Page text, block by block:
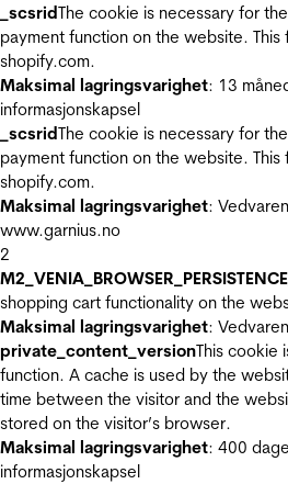
_scsridThe cookie is necessary for
payment function on the website.
shopify.com.
Maksimal lagringsvarighet: 13
informasjonskapsel
_scsridThe cookie is necessary for
payment function on the website.
shopify.com.
Maksimal lagringsvarighet:
www.garnius.no
2
shopping cart functionality on the
Maksimal lagringsvarighet:
private_content_versionThis cookie
function. A cache is used by the
time between the visitor and the
stored on the visitor’s browser.
Maksimal lagringsvarighet: 400
informasjonskapsel